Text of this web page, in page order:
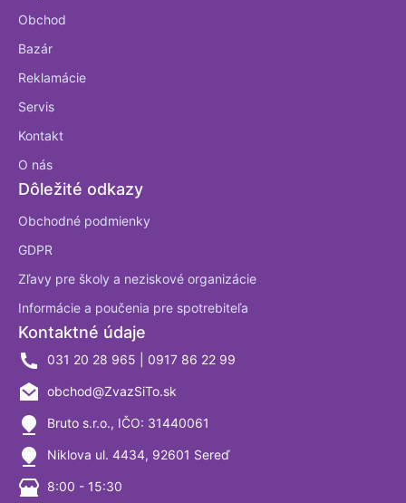
Obchod
Bazár
Reklamácie
Servis
Kontakt
O nás
Dôležité odkazy
Obchodné podmienky
GDPR
Zľavy pre školy a neziskové organizácie
Informácie a poučenia pre spotrebiteľa
Kontaktné údaje
031 20 28 965 | 0917 86 22 99
obchod@ZvazSiTo.sk
Bruto s.r.o., IČO: 31440061
Niklova ul. 4434, 92601 Sereď
8:00 - 15:30